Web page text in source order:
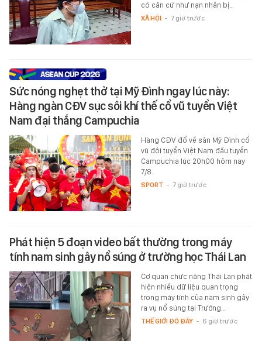
có căn cứ như nạn nhân bị…
XÃ HỘI - 7 giờ trước
Sức nóng nghẹt thở tại Mỹ Đình ngay lúc này:
Hàng ngàn CĐV sục sôi khí thế cổ vũ tuyển Việt
Nam đại thắng Campuchia
Hàng CĐV đổ về sân Mỹ Đình cổ
vũ đội tuyển Việt Nam đấu tuyển
Campuchia lúc 20h00 hôm nay
7/8.
SPORT - 7 giờ trước
Phát hiện 5 đoạn video bất thường trong máy
tính nam sinh gây nổ súng ở trường học Thái Lan
Cơ quan chức năng Thái Lan phát
hiện nhiều dữ liệu quan trọng
trong máy tính của nam sinh gây
ra vụ nổ súng tại Trường…
THẾ GIỚI ĐÓ ĐÂY - 6 giờ trước